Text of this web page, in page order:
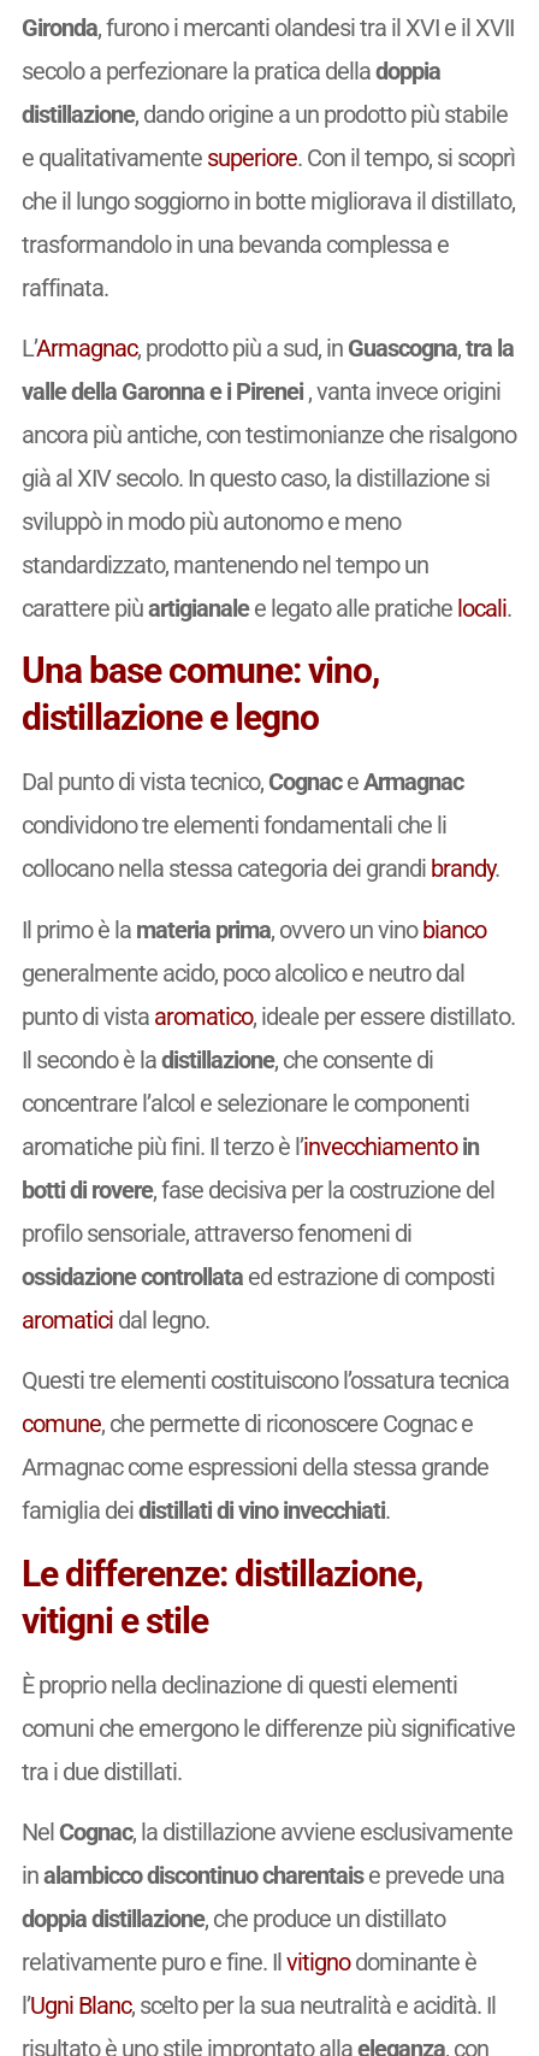
Gironda, furono i mercanti olandesi tra il XVI e il XVII
secolo a perfezionare la pratica delladoppia
distillazione, dando origine a un prodotto più stabile
e qualitativamente superiore. Con il tempo, si scoprì
che il lungo soggiorno in botte migliorava il distillato,
trasformandolo in una bevanda complessa e
raffinata.
L’Armagnac, prodotto più a sud, in Guascogna,tra la
valle della Garonna e i Pirenei, vanta invece origini
ancora più antiche, con testimonianze che risalgono
già al XIV secolo. In questo caso, la distillazione si
sviluppò in modo più autonomo e meno
standardizzato, mantenendo nel tempo un
carattere piùartigianalee legato alle pratiche locali.
Una base comune: vino,
distillazione e legno
Dal punto di vista tecnico, CognaceArmagnac
condividono tre elementi fondamentali che li
collocano nella stessa categoria dei grandi brandy.
Il primo è la materia prima, ovvero un vinobianco
generalmente acido, poco alcolico e neutro dal
punto di vista aromatico, ideale per essere distillato.
Il secondo è ladistillazione, che consente di
concentrare l’alcol e selezionare le componenti
aromatiche più fini. Il terzo è l’invecchiamentoin
botti di rovere, fase decisiva per la costruzione del
profilo sensoriale, attraverso fenomeni di
ossidazione controllataed estrazione di composti
aromaticidal legno.
Questi tre elementi costituiscono l’ossatura tecnica
comune, che permette di riconoscere Cognac e
Armagnac come espressioni della stessa grande
famiglia deidistillati di vino invecchiati.
Le differenze: distillazione,
vitigni e stile
È proprio nella declinazione di questi elementi
comuni che emergono le differenze più significative
tra i due distillati.
Nel Cognac, la distillazione avviene esclusivamente
inalambicco discontinuo charentaise prevede una
doppia distillazione, che produce un distillato
relativamente puro e fine. Ilvitignodominante è
l’Ugni Blanc, scelto per la sua neutralità e acidità. Il
risultato è uno stile improntato allaeleganza, con